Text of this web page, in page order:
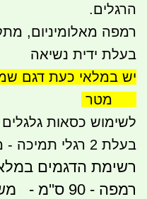
הרגלים.
רמפה מאלומיניום,
בעלת ידית נשיאה
לשימוש כסאות גלגלים
בעלת 2 רגלי תמיכה - מומלץ ויציב
רשימת הדגמים